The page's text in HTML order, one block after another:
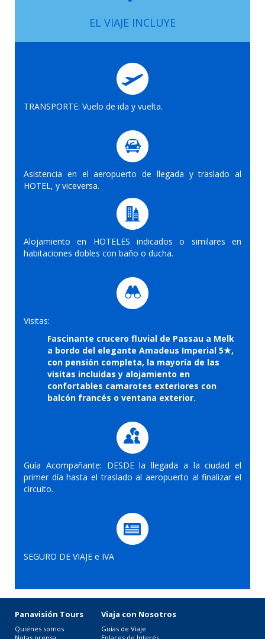
EL VIAJE INCLUYE
TRANSPORTE: Vuelo de ida y vuelta.
Asistencia en el aeropuerto de llegada y traslado al
HOTEL, y viceversa.
Alojamiento en HOTELES indicados o similares en
habitaciones dobles con baño o ducha.
Visitas:
Fascinante crucero fluvial de Passau a Melk
a bordo del elegante Amadeus Imperial 5★,
con pensión completa, la mayoría de las
visitas incluidas y alojamiento en
confortables camarotes exteriores con
balcón francés o ventana exterior.
Guía Acompañante: DESDE la llegada a la ciudad el
primer día hasta el traslado al aeropuerto al finalizar el
circuito.
SEGURO DE VIAJE e IVA
Panavisión Tours
Quiénes somos
Viaja con Nosotros
Guías de Viaje